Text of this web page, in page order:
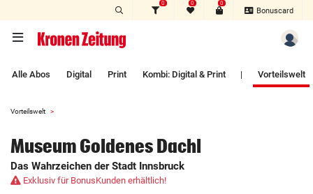
0 0 0
Bonuscard
Alle Abos Digital Print Kombi: Digital & Print | Vorteilswelt
Vorteilswelt
Museum Goldenes Dachl
Das Wahrzeichen der Stadt Innsbruck
Exklusiv für BonusKunden erhältlich!